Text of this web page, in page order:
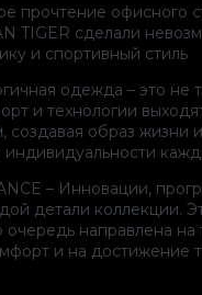
прочтение офисного
TIGER сделали
и спортивный стиль
одежда – это не
и технологии
создавая образ жизни
– Инновации,
детали коллекции.
очередь направлена на
и на достижение